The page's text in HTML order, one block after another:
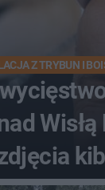
Z TRYBUN I
Wisłą